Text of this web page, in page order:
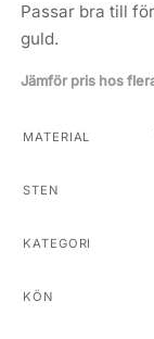
Passar bra till
guld.
Jämför pris hos
MATERIAL
STEN
KATEGORI
KÖN